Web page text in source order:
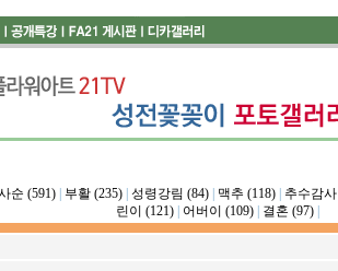
순 (591)| 부활 (235)| 성령강림 (84)| 맥추 (118)| 추수감
린이 (121)| 어버이 (109)| 결혼 (97)|